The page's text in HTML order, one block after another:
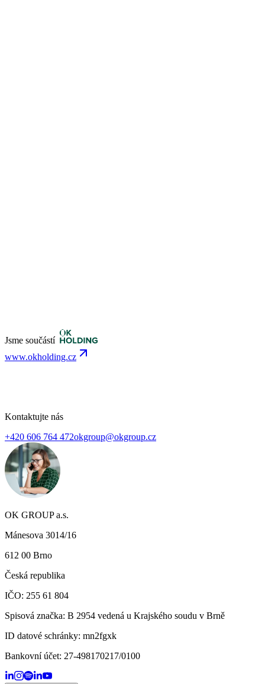
Jsme součástí
www.okholding.cz
Kontaktujte nás
+420 606 764 472okgroup@okgroup.cz
OK GROUP a.s.
Mánesova 3014/16
612 00 Brno
Česká republika
IČO: 255 61 804
Spisová značka: B 2954 vedená u Krajského soudu v Brně
ID datové schránky: mn2fgxk
Bankovní účet: 27-498170217/0100